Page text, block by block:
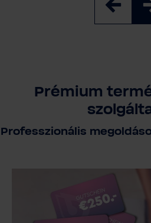
Prémium
Professzionális